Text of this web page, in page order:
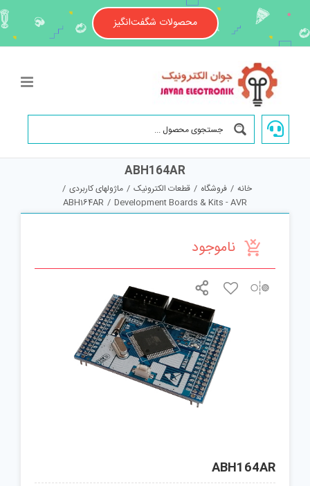
content
محصولات شگفت‌انگیز
ABH164AR
خانه / فروشگاه / قطعات الکترونیک / ماژولهای کاربردی /
Development Boards & Kits - AVR
/
ABH164AR
ناموجود
ABH164AR